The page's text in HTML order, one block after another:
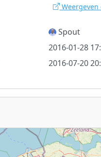
Weergeven
Spout
2016-01-28
2016-07-20